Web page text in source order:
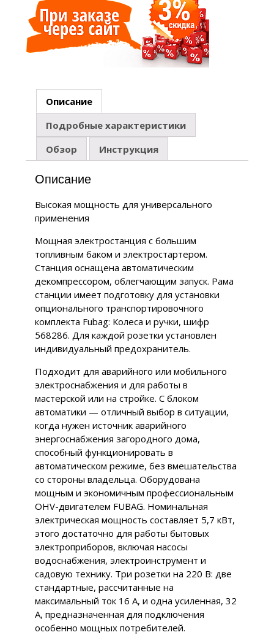
Описание
Подробные характеристики
Обзор
Инструкция
Описание
Высокая мощность для универсального
применения
Мощная электростанция с большим
топливным баком и электростартером.
Станция оснащена автоматическим
декомпрессором, облегчающим запуск. Рама
станции имеет подготовку для установки
опционального транспортировочного
комплекта Fubag: Колеса и ручки, шифр
568286. Для каждой розетки установлен
индивидуальный предохранитель.
Подходит для аварийного или мобильного
электроснабжения и для работы в
мастерской или на стройке. С блоком
автоматики — отличный выбор в ситуации,
когда нужен источник аварийного
энергоснабжения загородного дома,
способный функционировать в
автоматическом режиме, без вмешательства
со стороны владельца. Оборудована
мощным и экономичным профессиональным
OHV-двигателем FUBAG. Номинальная
электрическая мощность составляет 5,7 кВт,
этого достаточно для работы бытовых
электроприборов, включая насосы
водоснабжения, электроинструмент и
садовую технику. Три розетки на 220 В: две
стандартные, рассчитанные на
максимальный ток 16 А, и одна усиленная, 32
А, предназначенная для подключения
особенно мощных потребителей.